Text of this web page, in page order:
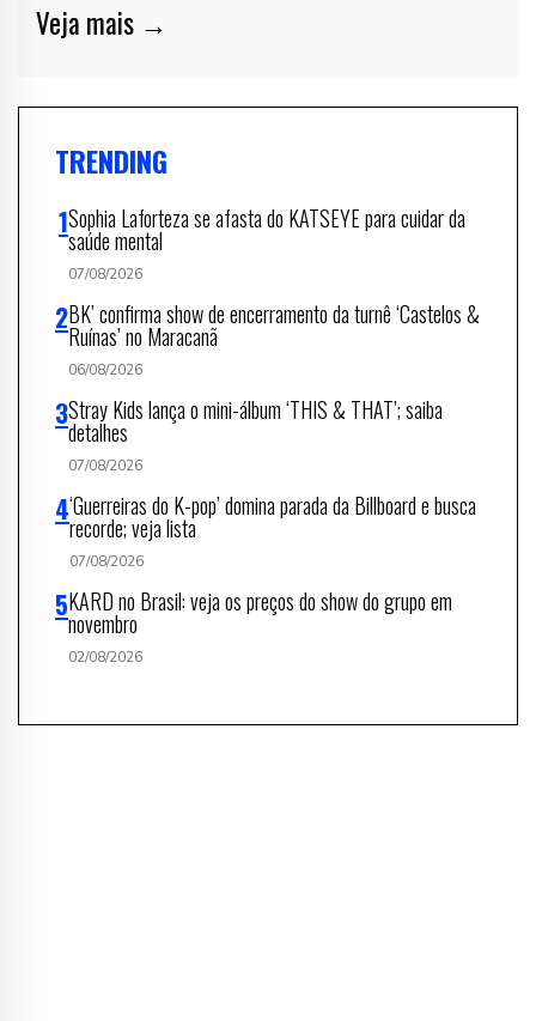
Veja mais →
TRENDING
Sophia Laforteza se afasta do KATSEYE para cuidar da
saúde mental
07/08/2026
BK’ confirma show de encerramento da turnê ‘Castelos &
Ruínas’ no Maracanã
06/08/2026
Stray Kids lança o mini-álbum ‘THIS & THAT’; saiba
detalhes
07/08/2026
‘Guerreiras do K-pop’ domina parada da Billboard e busca
recorde; veja lista
07/08/2026
KARD no Brasil: veja os preços do show do grupo em
novembro
02/08/2026